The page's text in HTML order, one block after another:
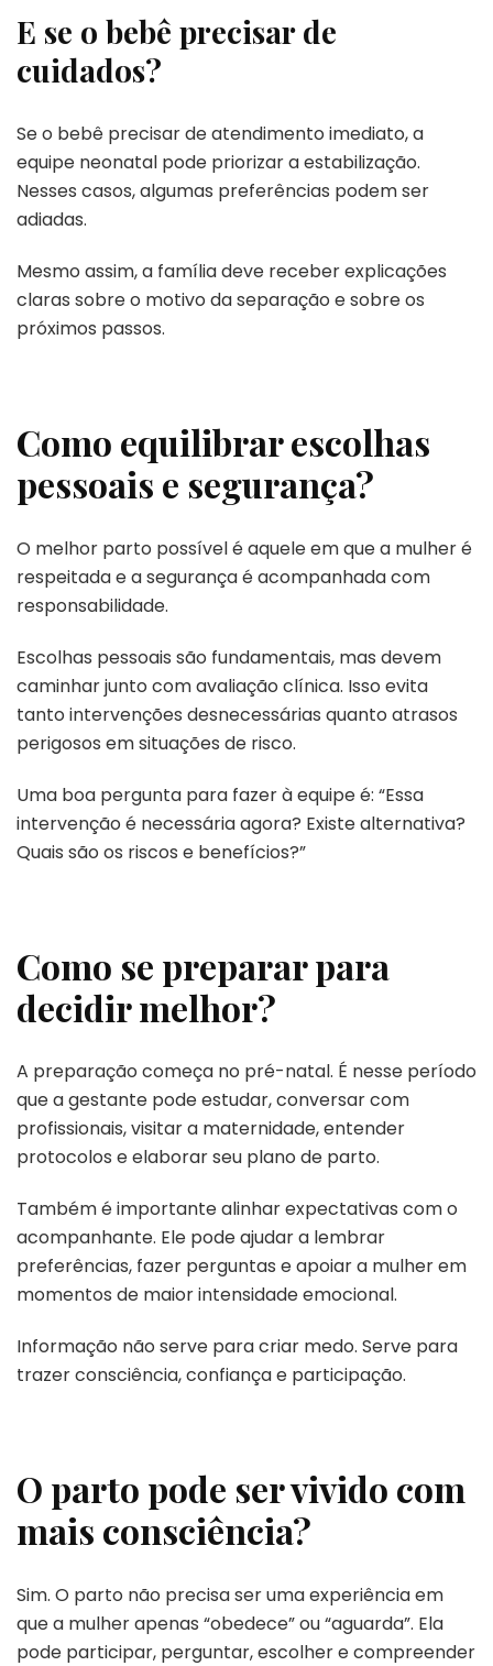
E se o bebê precisar de
cuidados?
Se o bebê precisar de atendimento imediato, a
equipe neonatal pode priorizar a estabilização.
Nesses casos, algumas preferências podem ser
adiadas.
Mesmo assim, a família deve receber explicações
claras sobre o motivo da separação e sobre os
próximos passos.
Como equilibrar escolhas
pessoais e segurança?
O melhor parto possível é aquele em que a mulher é
respeitada e a segurança é acompanhada com
responsabilidade.
Escolhas pessoais são fundamentais, mas devem
caminhar junto com avaliação clínica. Isso evita
tanto intervenções desnecessárias quanto atrasos
perigosos em situações de risco.
Uma boa pergunta para fazer à equipe é: “Essa
intervenção é necessária agora? Existe alternativa?
Quais são os riscos e benefícios?”
Como se preparar para
decidir melhor?
A preparação começa no pré-natal. É nesse período
que a gestante pode estudar, conversar com
profissionais, visitar a maternidade, entender
protocolos e elaborar seu plano de parto.
Também é importante alinhar expectativas com o
acompanhante. Ele pode ajudar a lembrar
preferências, fazer perguntas e apoiar a mulher em
momentos de maior intensidade emocional.
Informação não serve para criar medo. Serve para
trazer consciência, confiança e participação.
O parto pode ser vivido com
mais consciência?
Sim. O parto não precisa ser uma experiência em
que a mulher apenas “obedece” ou “aguarda”. Ela
pode participar, perguntar, escolher e compreender